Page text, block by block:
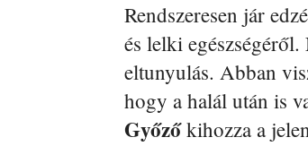
Rendszeresen jár
és lelki
eltunyulás. Abban
hogy a halál után is
Győzőkihozza a